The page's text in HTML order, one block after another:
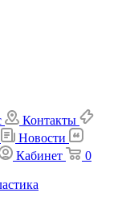
Контакты
Новости
Кабинет
0